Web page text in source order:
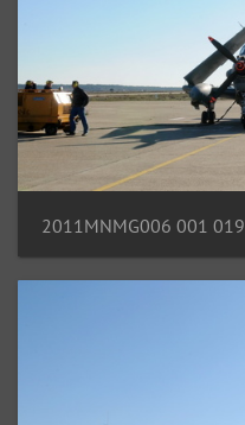
2011MNMG006 001 019